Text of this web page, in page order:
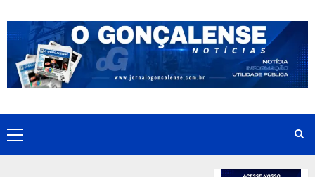
to
content
Primary
Menu